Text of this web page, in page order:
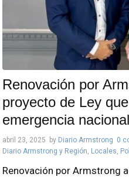
Renovación por
proyecto de Ley
emergencia
abril 23, 2025 by Diario Armstrong 0
Diario Armstrong y Región, Locales,
Renovación por Armstrong